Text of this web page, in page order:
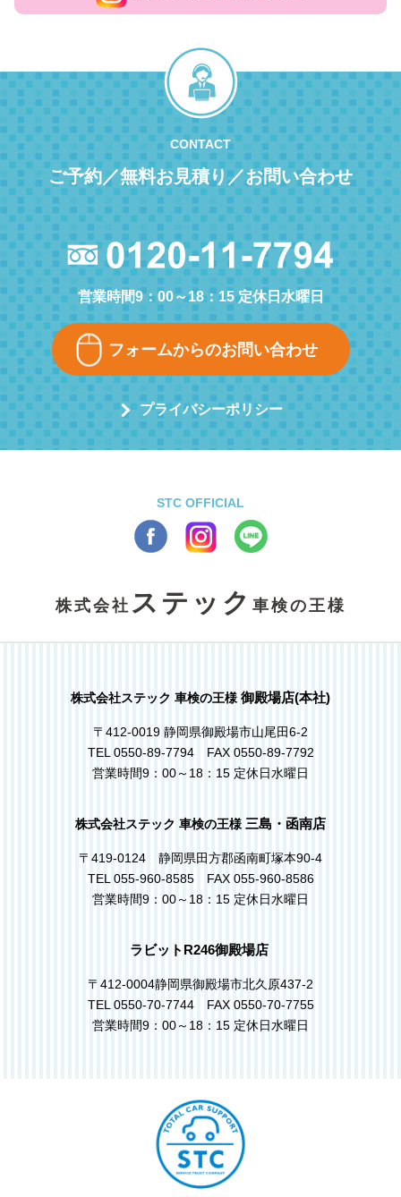
CONTACT
ご予約／無料お見積り／お問い合わせ
営業時間9：00～18：15 定休日水曜日
フォームからのお問い合わせ
プライバシーポリシー
STC OFFICIAL
株式会社ステック 車検の王様
株式会社ステック 車検の王様 御殿場店(本社)
〒412-0019 静岡県御殿場市山尾田6-2
TEL 0550-89-7794 FAX 0550-89-7792
営業時間9：00～18：15 定休日水曜日
株式会社ステック 車検の王様 三島・函南店
〒419-0124 静岡県田方郡函南町塚本90-4
TEL 055-960-8585 FAX 055-960-8586
営業時間9：00～18：15 定休日水曜日
ラビットR246御殿場店
〒412-0004静岡県御殿場市北久原437-2
TEL 0550-70-7744 FAX 0550-70-7755
営業時間9：00～18：15 定休日水曜日